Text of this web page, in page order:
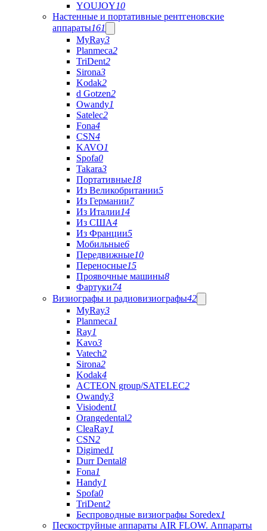
YOUJOY10
Настенные и портативные рентгеновские
аппараты161
MyRay3
Planmeca2
TriDent2
Sirona3
Kodak2
d Gotzen2
Owandy1
Satelec2
Fona4
CSN4
KAVO1
Spofa0
Takara3
Портативные18
Из Великобритании5
Из Германии7
Из Италии14
Из США4
Из Франции5
Мобильные6
Передвижные10
Переносные15
Проявочные машины8
Фартуки74
Визиографы и радиовизиографы42
MyRay3
Planmeca1
Ray1
Kavo3
Vatech2
Sirona2
Kodak4
ACTEON group/SATELEC2
Owandy3
Visiodent1
Orangedental2
CleaRay1
CSN2
Digimed1
Durr Dental8
Fona1
Handy1
Spofa0
TriDent2
Беспроводные визиографы Soredex1
Пескоструйные аппараты AIR FLOW. Аппараты